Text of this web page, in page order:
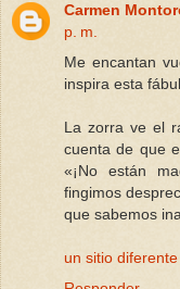
Carmen
p. m.
Me encantan
inspira esta
La zorra ve el
cuenta de que
«¡No están
fingimos
que sabemos
un sitio diferente